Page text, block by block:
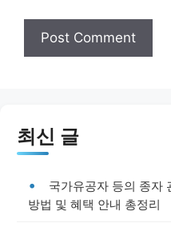
최신 글
국가유공자 등의 종자
방법 및 혜택 안내 총정리